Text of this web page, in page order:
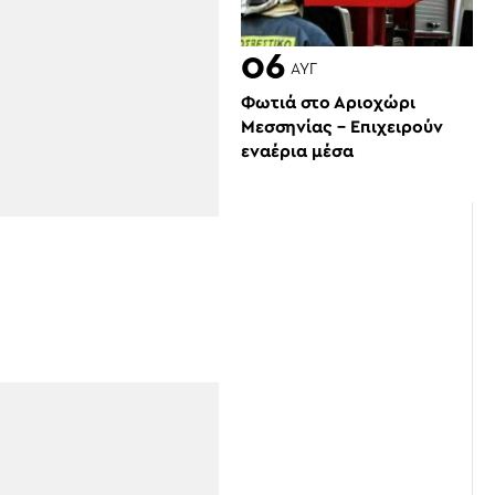
06 ΑΥΓ
Φωτιά στο Αριοχώρι
Μεσσηνίας – Επιχειρούν
εναέρια μέσα